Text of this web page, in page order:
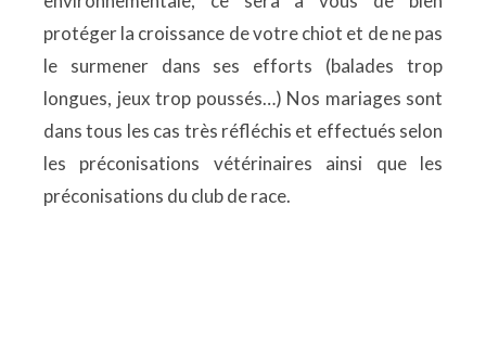
protéger la croissance de votre chiot et de ne pas
le surmener dans ses efforts (balades trop
longues, jeux trop poussés…) Nos mariages sont
dans tous les cas très réfléchis et effectués selon
les préconisations vétérinaires ainsi que les
préconisations du club de race.